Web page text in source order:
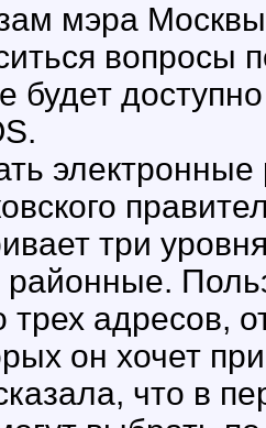
мэра
вопросы
будет
три
адресов,
он хочет
что в